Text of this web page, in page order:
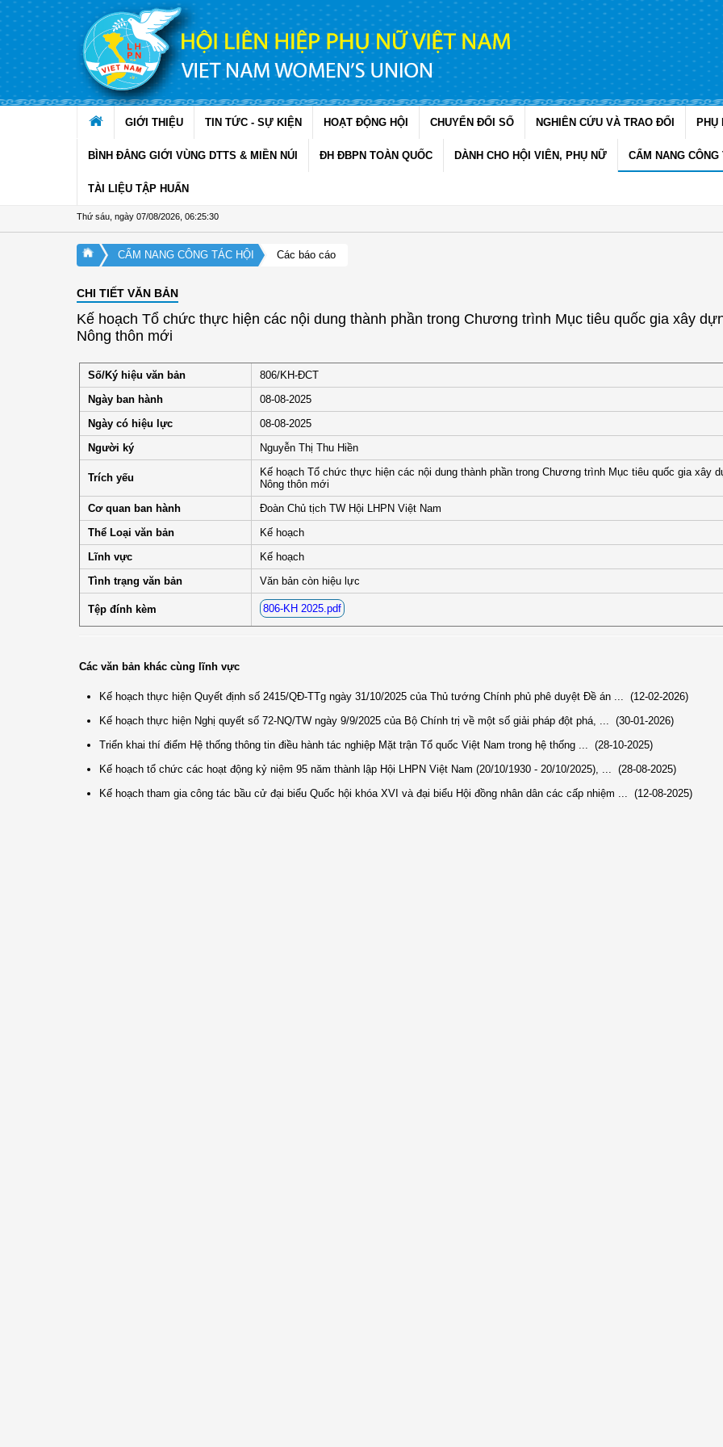
Truy cập nội dung luôn
GIỚI THIỆU TIN TỨC - SỰ KIỆN HOẠT ĐỘNG HỘI CHUYỂN ĐỔI SỐ NGHIÊN CỨU VÀ TRAO ĐỔI PHỤ
BÌNH ĐẲNG GIỚI VÙNG DTTS & MIỀN NÚI ĐH ĐBPN TOÀN QUỐC DÀNH CHO HỘI VIÊN, PHỤ NỮ CẨM NANG CÔNG
TÀI LIỆU TẬP HUẤN
Thứ sáu, ngày 07/08/2026 06:25:30
CẨM NANG CÔNG TÁC HỘI Các báo cáo
CHI TIẾT VĂN BẢN
Kế hoạch Tổ chức thực hiện các nội dung thành phần trong Chương trình Mục tiêu quốc gia xây
Nông thôn mới
Số/Ký hiệu văn bản
806/KH-ĐCT
Ngày ban hành
08-08-2025
Ngày có hiệu lực
08-08-2025
Người ký
Nguyễn Thị Thu Hiền
Trích yếu
Kế hoạch Tổ chức thực hiện các nội dung thành phần trong Chương trình Mục tiêu quốc gia xây
Nông thôn mới
Cơ quan ban hành
Đoàn Chủ tịch TW Hội LHPN Việt Nam
Thể Loại văn bản
Kế hoạch
Lĩnh vực
Kế hoạch
Tình trạng văn bản
Văn bản còn hiệu lực
Tệp đính kèm 806-KH 2025.pdf
Các văn bản khác cùng lĩnh vực
Kế hoạch thực hiện Quyết định số 2415/QĐ-TTg ngày 31/10/2025 của Thủ tướng Chính phủ phê duyệt Đề án ...
(12-02-2026)
Kế hoạch thực hiện Nghị quyết số 72-NQ/TW ngày 9/9/2025 của Bộ Chính trị về một số giải pháp đột phá, ...
(30-01-2026)
Triển khai thí điểm Hệ thống thông tin điều hành tác nghiệp Mặt trận Tổ quốc Việt Nam trong hệ thống ...
(28-10-2025)
Kế hoạch tổ chức các hoạt động kỷ niệm 95 năm thành lập Hội LHPN Việt Nam (20/10/1930 - 20/10/2025), ...
(28-08-2025)
Kế hoạch tham gia công tác bầu cử đại biểu Quốc hội khóa XVI và đại biểu Hội đồng nhân dân các cấp nhiệm ...
(12-08-2025)